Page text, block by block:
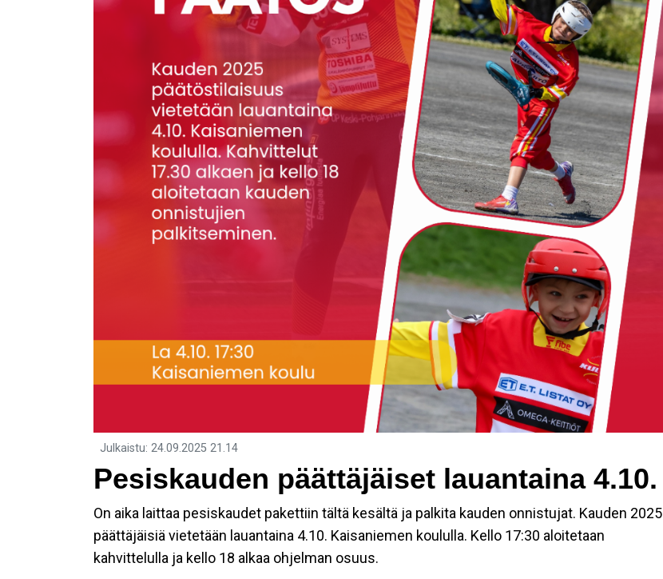
Julkaistu: 24.09.2025 21.14
Pesiskauden päättäjäiset lauantaina 4.10.
On aika laittaa pesiskaudet pakettiin tältä kesältä ja palkita kauden onnistujat. Kauden 2025
päättäjäisiä vietetään lauantaina 4.10. Kaisaniemen koululla. Kello 17:30 aloitetaan
kahvittelulla ja kello 18 alkaa ohjelman osuus.